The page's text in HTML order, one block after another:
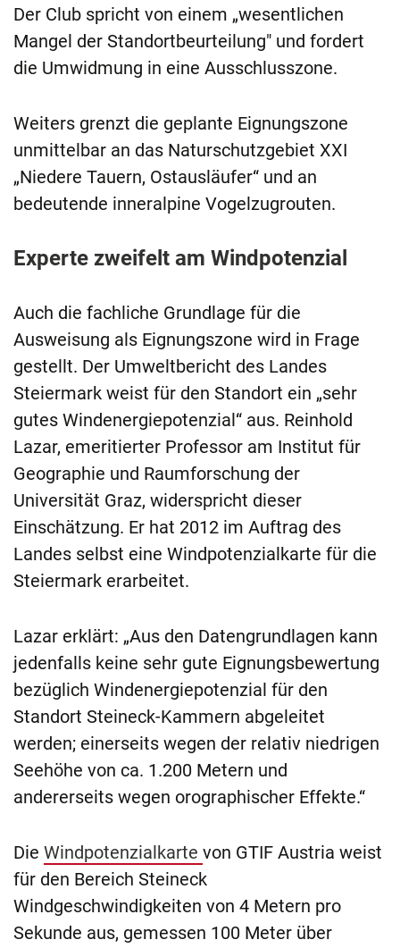
Der Club spricht von einem „wesentlichen
Mangel der Standortbeurteilung" und fordert
die Umwidmung in eine Ausschlusszone.
Weiters grenzt die geplante Eignungszone
unmittelbar an das Naturschutzgebiet XXI
„Niedere Tauern, Ostausläufer“ und an
bedeutende inneralpine Vogelzugrouten.
Experte zweifelt am Windpotenzial
Auch die fachliche Grundlage für die
Ausweisung als Eignungszone wird in Frage
gestellt. Der Umweltbericht des Landes
Steiermark weist für den Standort ein „sehr
gutes Windenergiepotenzial“ aus. Reinhold
Lazar, emeritierter Professor am Institut für
Geographie und Raumforschung der
Universität Graz, widerspricht dieser
Einschätzung. Er hat 2012 im Auftrag des
Landes selbst eine Windpotenzialkarte für die
Steiermark erarbeitet.
Lazar erklärt: „Aus den Datengrundlagen kann
jedenfalls keine sehr gute Eignungsbewertung
bezüglich Windenergiepotenzial für den
Standort Steineck-Kammern abgeleitet
werden; einerseits wegen der relativ niedrigen
Seehöhe von ca. 1.200 Metern und
andererseits wegen orographischer Effekte.“
Die Windpotenzialkarte von GTIF Austria weist
für den Bereich Steineck
Windgeschwindigkeiten von 4 Metern pro
Sekunde aus, gemessen 100 Meter über